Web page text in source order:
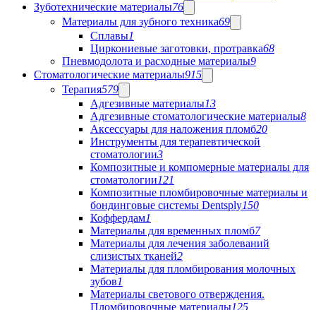
Зуботехнические материалы76
Материалы для зубного техника69
Сплавы1
Циркониевые заготовки, протравка68
Пневмодолота и расходные материалы9
Стоматологические материалы915
Терапия579
Адгезивные материалы13
Адгезивные стоматологические материалы8
Аксессуары для наложения пломб20
Инструменты для терапевтической
стоматологии3
Композитные и компомерные материалы для
стоматологии121
Композитные пломбировочные материалы и
бондинговые системы Dentsply150
Коффердам1
Материалы для временных пломб7
Материалы для лечения заболеваний
слизистых тканей2
Материалы для пломбирования молочных
зубов1
Материалы светового отверждения.
Пломбировочные материалы125